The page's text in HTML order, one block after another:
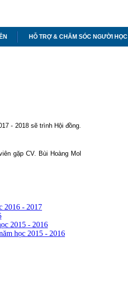
HỖ TRỢ & CHĂM SÓC NGƯỜI HỌC
- 2018 sẽ trình Hội đồng.
gặp CV. Bùi Hoàng Mol
2016 - 2017
2015 - 2016
học 2015 - 2016